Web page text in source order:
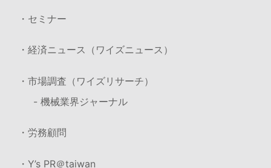
・セミナー
・経済ニュース（ワイズニュース）
・市場調査（ワイズリサーチ）
- 機械業界ジャーナル
・労務顧問
・Y’s PR＠taiwan